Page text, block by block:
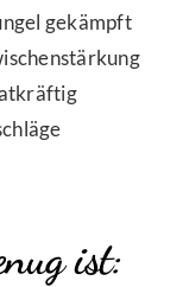
gekämpft
ist: